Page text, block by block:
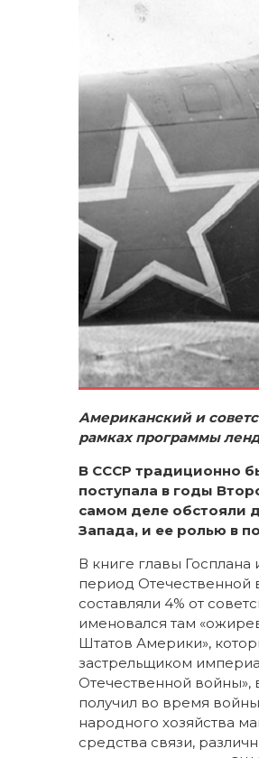
Американский и
рамках программы
В СССР традиционно
поступала в годы
самом деле обстояли
Запада, и ее ролью в
В книге главы
период Отечественной
составляли 4% от
именовался там
Штатов Америки»,
застрельщиком
Отечественной войны»,
получил во время
народного хозяйства
средства связи,